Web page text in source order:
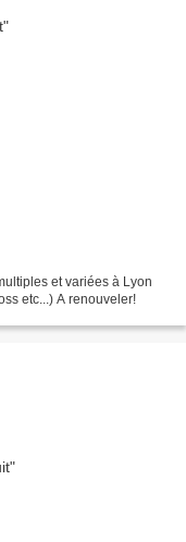
et variées à Lyon
etc...) A renouveler!